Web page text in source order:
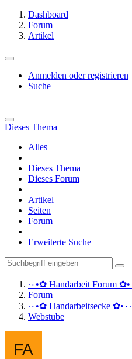
Dashboard
Forum
Artikel
Anmelden oder registrieren
Suche
Dieses Thema
Alles
Dieses Thema
Dieses Forum
Artikel
Seiten
Forum
Erweiterte Suche
Forum
·٠•✿ Handarbeitsecke ✿•٠·
Webstube